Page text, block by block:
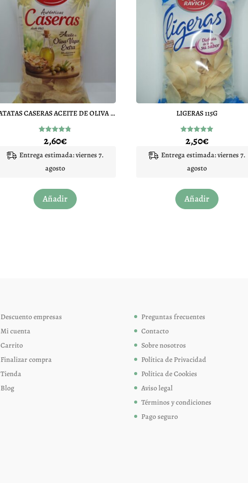
PATATAS CASERAS ACEITE DE OLIVA VIRGEN EXTRA
Valorado
con
de 5
2,60€
Entrega estimada: viernes 7.
agosto
Añadir
LIGERAS 115G
Valorado
con
de 5
2,50€
Entrega estimada: viernes 7.
agosto
Añadir
Descuento empresas
Mi cuenta
Carrito
Finalizar compra
Tienda
Blog
Preguntas frecuentes
Contacto
Sobre nosotros
Política de Privacidad
Política de Cookies
Aviso legal
Términos y condiciones
Pago seguro